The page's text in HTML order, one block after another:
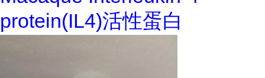
protein(IL4)活性蛋白